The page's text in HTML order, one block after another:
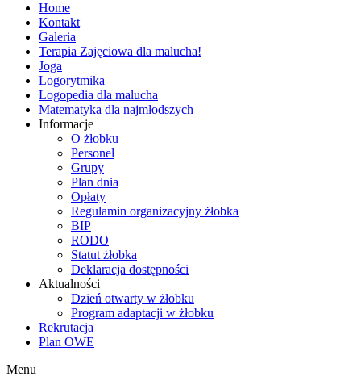
Home
Kontakt
Galeria
Terapia Zajęciowa dla malucha!
Joga
Logorytmika
Logopedia dla malucha
Matematyka dla najmłodszych
Informacje
O żłobku
Personel
Grupy
Plan dnia
Opłaty
Regulamin organizacyjny żłobka
BIP
RODO
Statut żłobka
Deklaracja dostępności
Aktualności
Dzień otwarty w żłobku
Program adaptacji w żłobku
Rekrutacja
Plan OWE
Menu